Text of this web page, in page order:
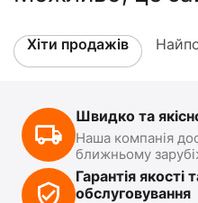
Хіти продажів
Швидко та
Наша компанія
ближньому
Гарантія якості
обслуговування